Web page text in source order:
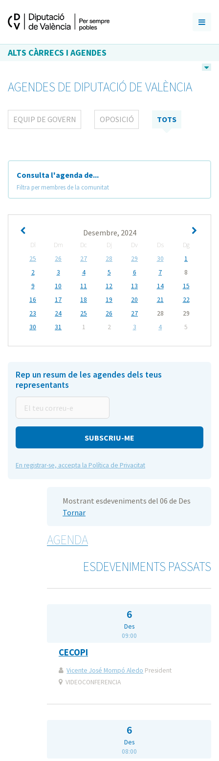
ALTS CÀRRECS I AGENDES
AGENDES DE DIPUTACIÓ DE VALÈNCIA
EQUIP DE GOVERN OPOSICIÓ TOTS
Consulta l'agenda de...
Filtra per membres de la comunitat
Desembre, 2024
Dl Dm Dc Dj Dv Ds
Dg
25
26 27 28 29 30
1
2
3 4 5 6 7
8
9
10 11 12 13 14
15
16
17 18 19 20 21
22
23
24 25 26 27 28
29
30
31 1 2 3 4 5
Rep un resum de les agendes dels teus
representants
teu
correu-
En registrar-se, accepta la Política de Privacitat
Mostrant esdeveniments del 06 de Des
Tornar
AGENDA
ESDEVENIMENTS PASSATS
6
Des
09:00
CECOPI
Vicente José Mompó Aledo President
VIDEOCONFERENCIA
6
Des
08:00